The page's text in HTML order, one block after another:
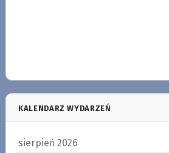
KALENDARZ WYDARZEŃ
sierpień 2026